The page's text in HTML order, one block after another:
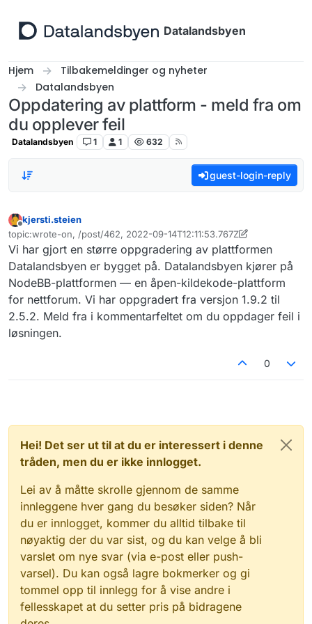
Datalandsbyen
Hjem
Tilbakemeldinger og nyheter
Datalandsbyen
Oppdatering av plattform - meld fra om
du opplever feil
Datalandsbyen 1 1 632
guest-login-reply
Frakoblet
kjersti.steien
topic:wrote-on, /post/462, 2022-09-14T12:11:53.767Z
Sist endret av kjersti.steien
Vi har gjort en større oppgradering av plattformen
Datalandsbyen er bygget på. Datalandsbyen kjører på
NodeBB-plattformen — en åpen-kildekode-plattform
for nettforum. Vi har oppgradert fra versjon 1.9.2 til
2.5.2. Meld fra i kommentarfeltet om du oppdager feil i
løsningen.
0
Hei! Det ser ut til at du er interessert i denne
tråden, men du er ikke innlogget.
Lei av å måtte skrolle gjennom de samme
innleggene hver gang du besøker siden? Når
du er innlogget, kommer du alltid tilbake til
nøyaktig der du var sist, og du kan velge å bli
varslet om nye svar (via e-post eller push-
varsel). Du kan også lagre bokmerker og gi
tommel opp til innlegg for å vise andre i
fellesskapet at du setter pris på bidragene